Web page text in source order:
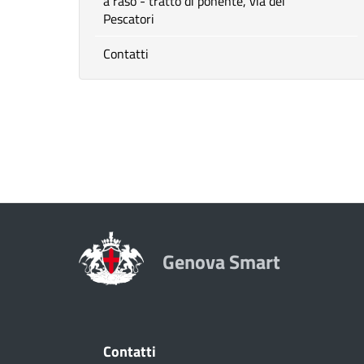
Pescatori
Contatti
Genova Smart
Contatti